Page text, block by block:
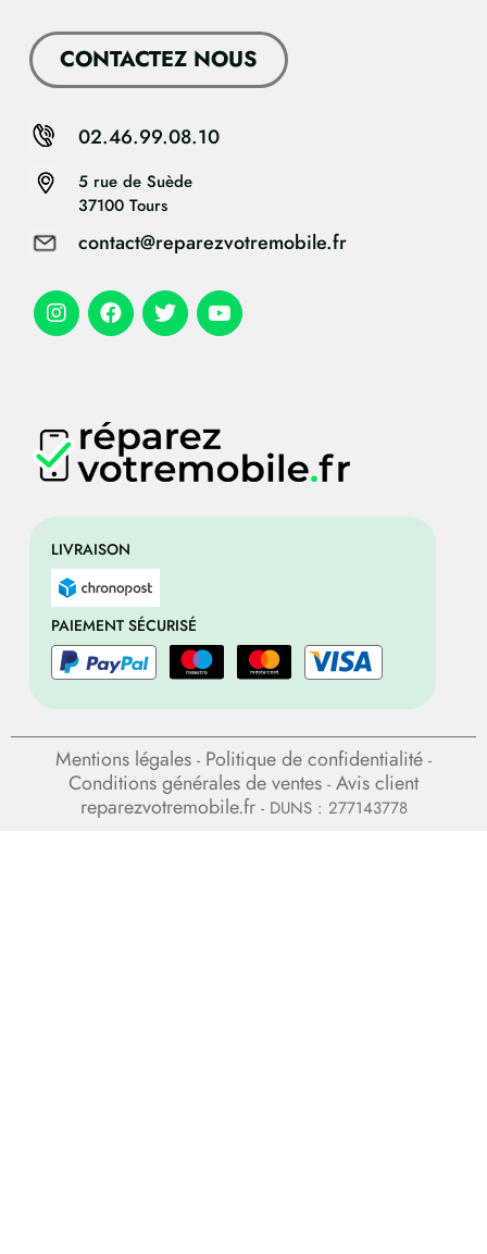
LIVRAISON
PAIEMENT SÉCURISÉ
CONTACTEZ NOUS
5 rue de Suède
37100 Tours
contact@reparezvotremobile.fr
02.46.99.08.10
Mentions légales - Politique de confidentialité -
Conditions générales de ventes - Avis client
reparezvotremobile.fr- DUNS : 277143778